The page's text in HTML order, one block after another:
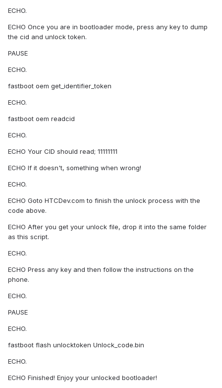
ECHO.
ECHO Once you are in bootloader mode, press any key to dump
the cid and unlock token.
PAUSE
ECHO.
fastboot oem get_identifier_token
ECHO.
fastboot oem readcid
ECHO.
ECHO Your CID should read; 11111111
ECHO If it doesn't, something when wrong!
ECHO.
ECHO Goto HTCDev.com to finish the unlock process with the
code above.
ECHO After you get your unlock file, drop it into the same folder
as this script.
ECHO.
ECHO Press any key and then follow the instructions on the
phone.
ECHO.
PAUSE
ECHO.
fastboot flash unlocktoken Unlock_code.bin
ECHO.
ECHO Finished! Enjoy your unlocked bootloader!